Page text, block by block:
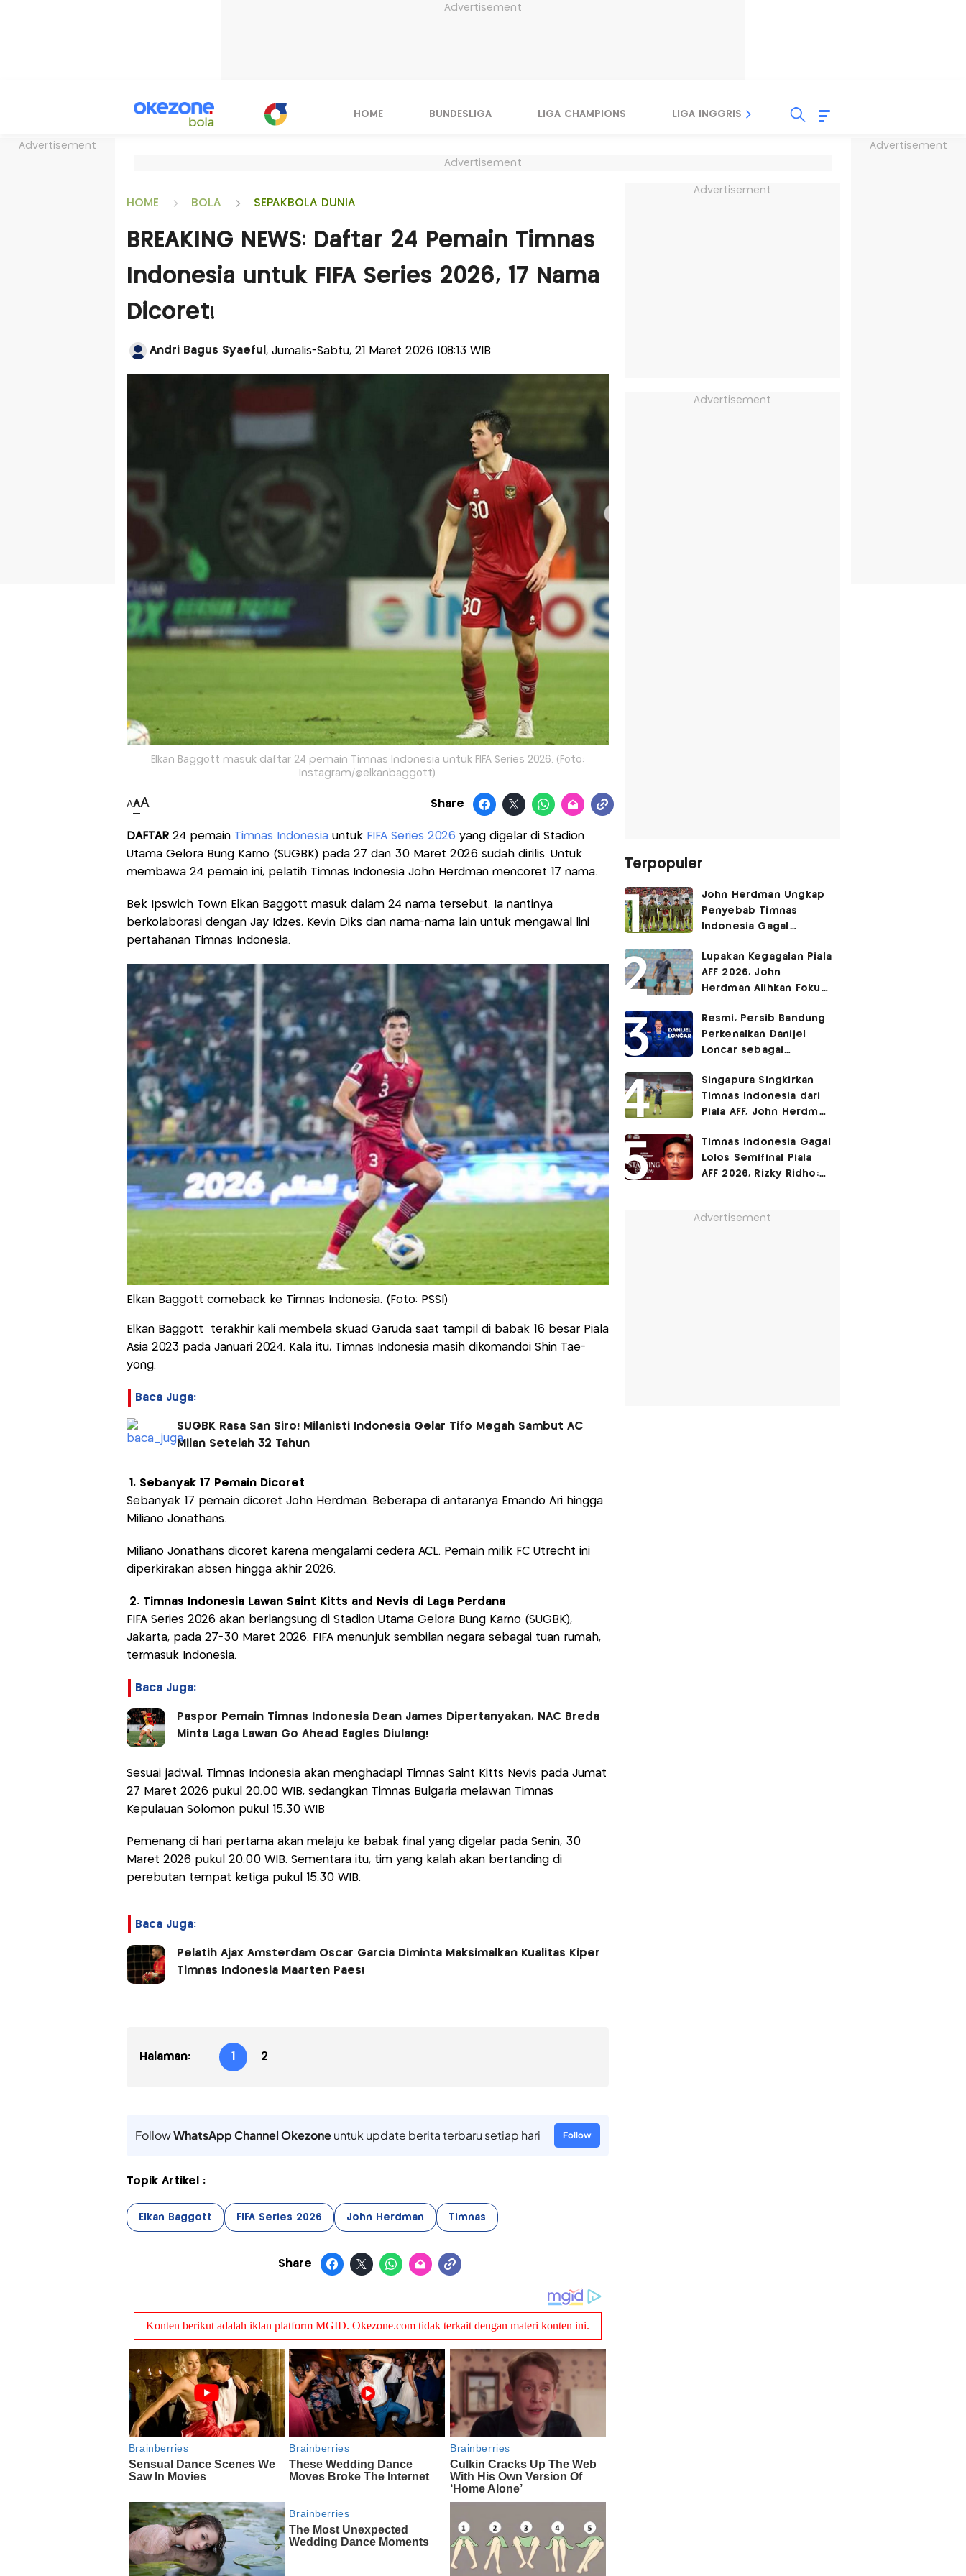
Advertisement
Advertisement Advertisement
HOME BUNDESLIGA LIGA CHAMPIONS LIGA INGGRIS LIGA ITALIA
Advertisement
HOME BOLA SEPAKBOLA DUNIA
BREAKING NEWS: Daftar 24 Pemain Timnas
Indonesia untuk FIFA Series 2026, 17 Nama
Dicoret!
Andri Bagus Syaeful , Jurnalis-Sabtu, 21 Maret 2026 |08:13 WIB
Elkan Baggott masuk daftar 24 pemain Timnas Indonesia untuk FIFA Series 2026. (Foto:
Instagram/@elkanbaggott)
AAA Share
DAFTAR 24 pemainTimnas Indonesiauntuk FIFA Series 2026 yang digelar di Stadion
Utama Gelora Bung Karno (SUGBK) pada 27 dan 30 Maret 2026 sudah dirilis. Untuk
membawa 24 pemain ini, pelatih Timnas Indonesia John Herdman mencoret 17 nama.
Bek Ipswich Town Elkan Baggott masuk dalam 24 nama tersebut. Ia nantinya
berkolaborasi dengan Jay Idzes, Kevin Diks dan nama-nama lain untuk mengawal lini
pertahanan Timnas Indonesia.
Elkan Baggott comeback ke Timnas Indonesia. (Foto: PSSI)
Elkan Baggott terakhir kali membela skuad Garuda saat tampil di babak 16 besar Piala
Asia 2023 pada Januari 2024. Kala itu, Timnas Indonesia masih dikomandoi Shin Tae-
yong.
Baca Juga:
SUGBK Rasa San Siro! Milanisti Indonesia Gelar Tifo Megah Sambut AC
Milan Setelah 32 Tahun
1. Sebanyak 17 Pemain Dicoret
Sebanyak 17 pemain dicoret John Herdman. Beberapa di antaranya Ernando Ari hingga
Miliano Jonathans.
Miliano Jonathans dicoret karena mengalami cedera ACL. Pemain milik FC Utrecht ini
diperkirakan absen hingga akhir 2026.
2. Timnas Indonesia Lawan Saint Kitts and Nevis di Laga Perdana
FIFA Series 2026 akan berlangsung di Stadion Utama Gelora Bung Karno (SUGBK),
Jakarta, pada 27-30 Maret 2026. FIFA menunjuk sembilan negara sebagai tuan rumah,
termasuk Indonesia.
Baca Juga:
Paspor Pemain Timnas Indonesia Dean James Dipertanyakan, NAC Breda
Minta Laga Lawan Go Ahead Eagles Diulang!
Sesuai jadwal, Timnas Indonesia akan menghadapi Timnas Saint Kitts Nevis pada Jumat
27 Maret 2026 pukul 20.00 WIB, sedangkan Timnas Bulgaria melawan Timnas
Kepulauan Solomon pukul 15.30 WIB
Pemenang di hari pertama akan melaju ke babak final yang digelar pada Senin, 30
Maret 2026 pukul 20.00 WIB. Sementara itu, tim yang kalah akan bertanding di
perebutan tempat ketiga pukul 15.30 WIB.
Baca Juga:
Pelatih Ajax Amsterdam Oscar Garcia Diminta Maksimalkan Kualitas Kiper
Timnas Indonesia Maarten Paes!
Halaman: 1 2
FollowWhatsApp Channel Okezoneuntuk update berita terbaru setiap hari Follow
Topik Artikel :
Elkan Baggott FIFA Series 2026 John Herdman Timnas
Share
Advertisement
Advertisement
Terpopuler
John Herdman Ungkap
Penyebab Timnas
Indonesia Gagal
Piala AFF 2026
Lupakan Kegagalan Piala
AFF 2026, John
Herdman Alihkan Fokus
FIFA ASEAN Cup
Resmi, Persib Bandung
Perkenalkan Danijel
Loncar sebagai
Singapura Singkirkan
Timnas Indonesia dari
Piala AFF, John Herdman
FIFA ASEAN Cup 2026
Timnas Indonesia Gagal
Lolos Semifinal Piala
AFF 2026, Rizky Ridho:
Advertisement